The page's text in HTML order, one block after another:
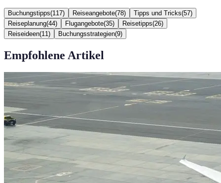
Buchungstipps(117) Reiseangebote(78) Tipps und Tricks(57)
Reiseplanung(44) Flugangebote(35) Reisetipps(26)
Reiseideen(11 ) Buchungsstrategien(9)
Empfohlene Artikel